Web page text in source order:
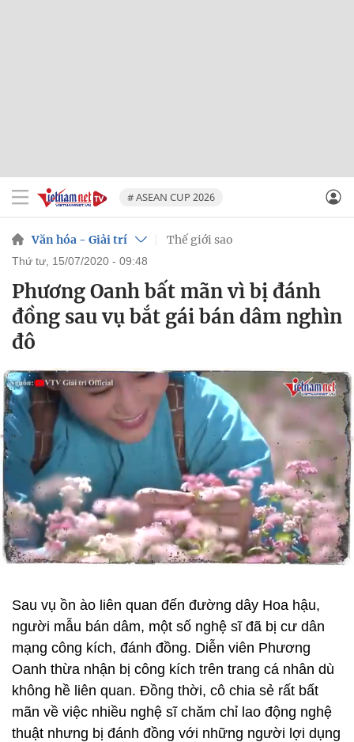
# ASEAN CUP 2026
Văn hóa - Giải trí Thế giới sao
thứ tư, 15/07/2020 - 09:48
Phương Oanh bất mãn vì bị đánh
đồng sau vụ bắt gái bán dâm nghìn
đô
Sau vụ ồn ào liên quan đến đường dây Hoa hậu,
người mẫu bán dâm, một số nghệ sĩ đã bị cư dân
mạng công kích, đánh đồng. Diễn viên Phương
Oanh thừa nhận bị công kích trên trang cá nhân dù
không hề liên quan. Đồng thời, cô chia sẻ rất bất
mãn về việc nhiều nghệ sĩ chăm chỉ lao động nghệ
thuật nhưng bị đánh đồng với những người lợi dụng